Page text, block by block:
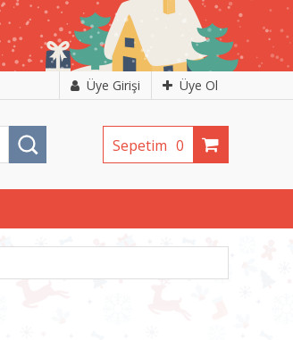
Üye Girişi Üye Ol
Sepetim 0